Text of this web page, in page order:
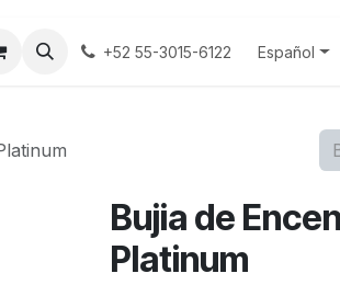
y Condiciones Aviso Privacidad
+52 55-3015-6122 Español
Bujia de
Platinum